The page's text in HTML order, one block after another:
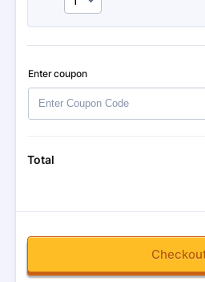
Enter coupon
Total